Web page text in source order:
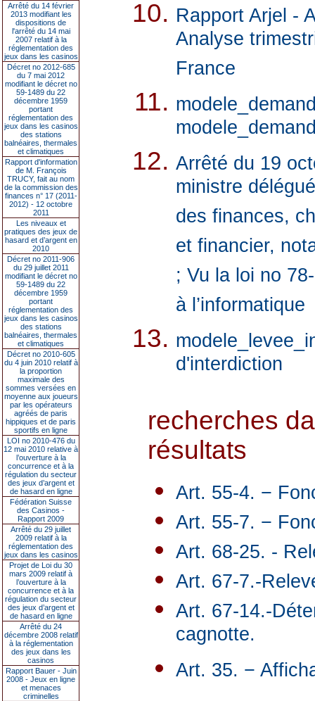
Arrêté du 14 février
2013 modifiant les
dispositions de
l'arrêté du 14 mai
2007 relatif à la
réglementation des
jeux dans les casinos
Décret no 2012-685
du 7 mai 2012
modifiant le décret no
59-1489 du 22
décembre 1959
portant
réglementation des
jeux dans les casinos
des stations
balnéaires, thermales
et climatiques
Rapport d'information
de M. François
TRUCY, fait au nom
de la commission des
finances n° 17 (2011-
2012) - 12 octobre
2011
Les niveaux et
pratiques des jeux de
hasard et d’argent en
2010
Décret no 2011-906
du 29 juillet 2011
modifiant le décret no
59-1489 du 22
décembre 1959
portant
réglementation des
jeux dans les casinos
des stations
balnéaires, thermales
et climatiques
Décret no 2010-605
du 4 juin 2010 relatif à
la proportion
maximale des
sommes versées en
moyenne aux joueurs
par les opérateurs
agréés de paris
hippiques et de paris
sportifs en ligne
LOI no 2010-476 du
12 mai 2010 relative à
l’ouverture à la
concurrence et à la
régulation du secteur
des jeux d’argent et
de hasard en ligne
Fédération Suisse
des Casinos -
Rapport 2009
Arrêté du 29 juillet
2009 relatif à la
réglementation des
jeux dans les casinos
Projet de Loi du 30
mars 2009 relatif à
l’ouverture à la
concurrence et à la
régulation du secteur
des jeux d’argent et
de hasard en ligne
Arrêté du 24
décembre 2008 relatif
à la réglementation
des jeux dans les
casinos
Rapport Bauer - Juin
2008 - Jeux en ligne
et menaces
criminelles
Rapport Arjel -
Analyse
France
Arrêté du 19
ministre
des finances,
et financier,
; Vu la loi no
à l’informatique
d'interdiction
recherches
résultats
Art. 55-4. −
Art. 55-7. −
Art. 68-25. -
Art. 67-7.-
Art. 67-14.-
cagnotte.
Art. 35. −